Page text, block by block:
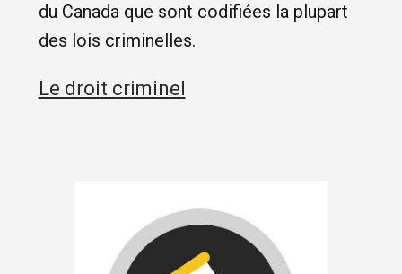
du Canada que sont codifiées la plupart
des lois criminelles.
Le droit criminel